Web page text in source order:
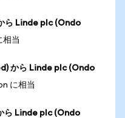
ら Linde plc (Ondo
相当
から Linde plc (Ondo
に相当
ら Linde plc (Ondo